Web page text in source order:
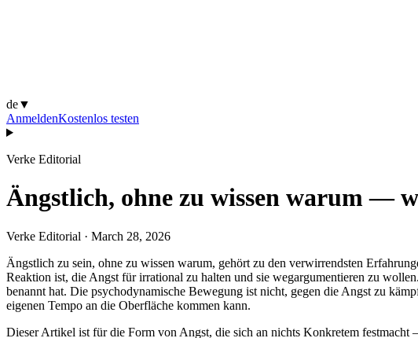
de▼
AnmeldenKostenlos testen
Verke Editorial
Ängstlich, ohne zu wissen warum —
Verke Editorial · March 28, 2026
Ängstlich zu sein, ohne zu wissen warum, gehört zu den verwirrendsten
Reaktion ist, die Angst für irrational zu halten und sie wegargumentieren zu
benannt hat. Die psychodynamische Bewegung ist nicht, gegen die Angst zu
eigenen Tempo an die Oberfläche kommen kann.
Dieser Artikel ist für die Form von Angst, die sich an nichts Konkretem festmacht